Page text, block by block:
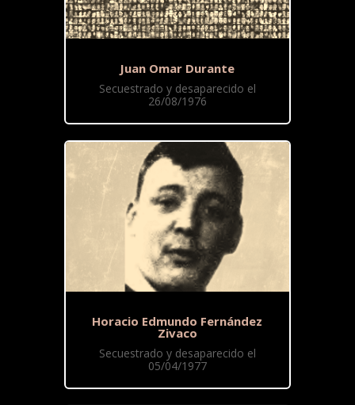
Juan Omar Durante
Secuestrado y desaparecido el
26/08/1976
Horacio Edmundo Fernández
Zivaco
Secuestrado y desaparecido el
05/04/1977